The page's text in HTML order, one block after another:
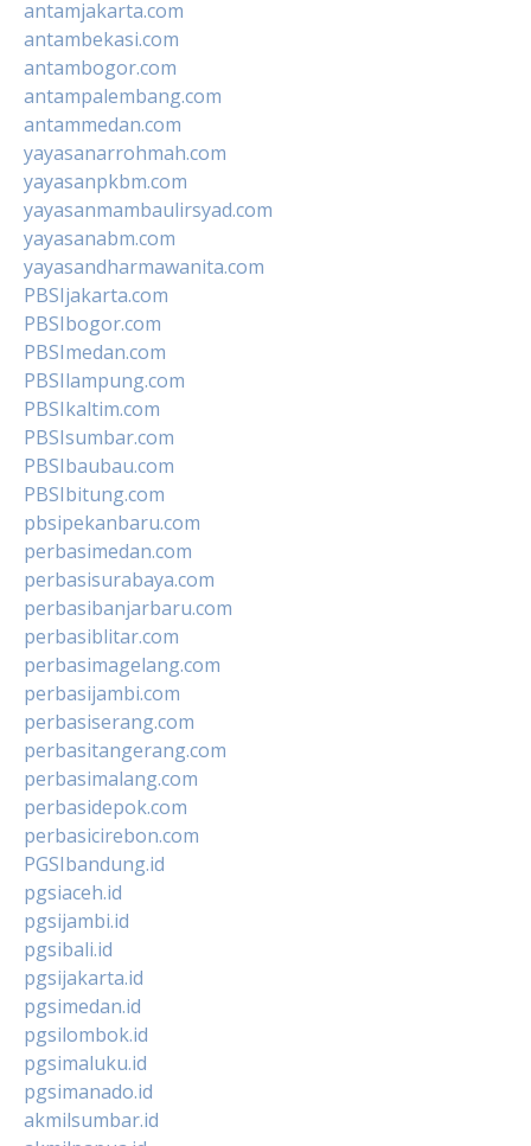
antamjakarta.com
antambekasi.com
antambogor.com
antampalembang.com
antammedan.com
yayasanarrohmah.com
yayasanpkbm.com
yayasanmambaulirsyad.com
yayasanabm.com
yayasandharmawanita.com
PBSIjakarta.com
PBSIbogor.com
PBSImedan.com
PBSIlampung.com
PBSIkaltim.com
PBSIsumbar.com
PBSIbaubau.com
PBSIbitung.com
pbsipekanbaru.com
perbasimedan.com
perbasisurabaya.com
perbasibanjarbaru.com
perbasiblitar.com
perbasimagelang.com
perbasijambi.com
perbasiserang.com
perbasitangerang.com
perbasimalang.com
perbasidepok.com
perbasicirebon.com
PGSIbandung.id
pgsiaceh.id
pgsijambi.id
pgsibali.id
pgsijakarta.id
pgsimedan.id
pgsilombok.id
pgsimaluku.id
pgsimanado.id
akmilsumbar.id